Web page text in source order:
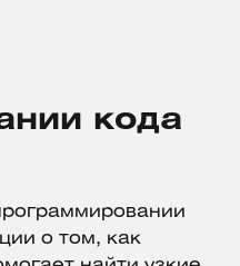
кода
о том, как